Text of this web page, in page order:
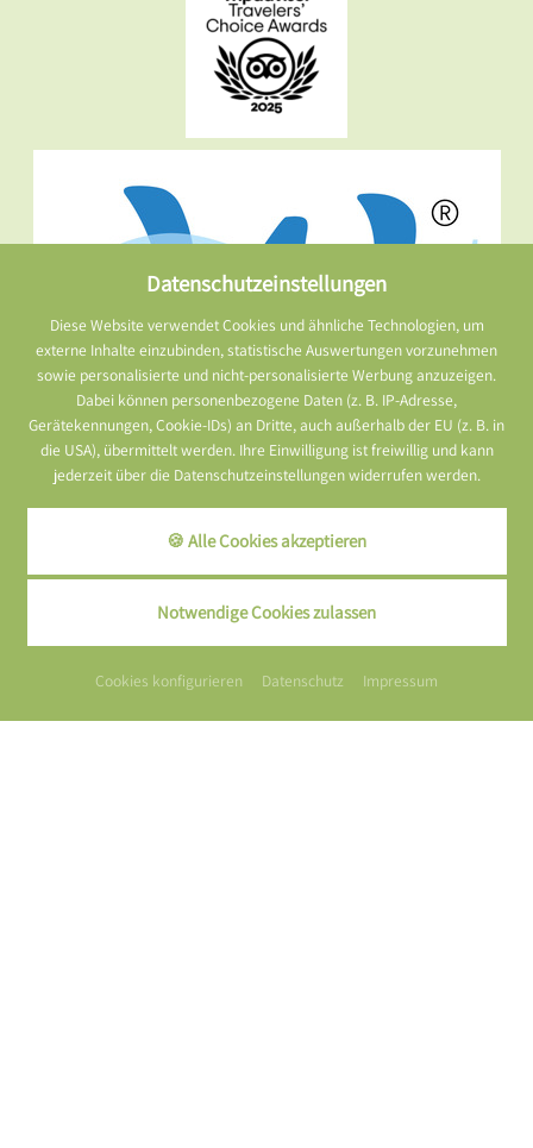
Datenschutzeinstellungen
Diese Website verwendet Cookies und ähnliche Technologien, um
externe Inhalte einzubinden, statistische Auswertungen vorzunehmen
sowie personalisierte und nicht-personalisierte Werbung anzuzeigen.
Dabei können personenbezogene Daten (z. B. IP-Adresse,
Gerätekennungen, Cookie-IDs) an Dritte, auch außerhalb der EU (z. B. in
die USA), übermittelt werden. Ihre Einwilligung ist freiwillig und kann
jederzeit über die Datenschutzeinstellungen widerrufen werden.
🍪 Alle Cookies akzeptieren
Notwendige Cookies zulassen
Cookies konfigurieren Datenschutz Impressum